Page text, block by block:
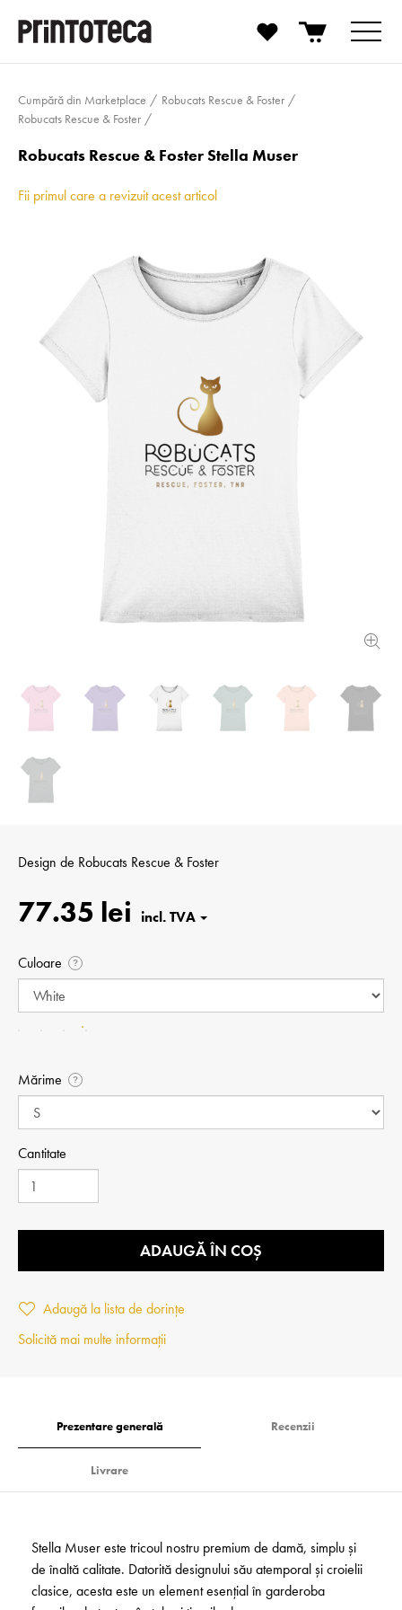
Cumpără din Marketplace
Robucats Rescue & Foster
Robucats Rescue & Foster
Robucats Rescue & Foster Stella Muser
Fii primul care a revizuit acest articol
Design de Robucats Rescue & Foster
77.35 lei
Culoare ?
Mărime ?
Cantitate
ADAUGĂ ÎN COȘ
Adaugă la lista de dorințe
Solicită mai multe informații
Prezentare generală Recenzii
Livrare
Stella Muser este tricoul nostru premium de damă, simplu și
de înaltă calitate. Datorită designului său atemporal și croielii
clasice, acesta este un element esențial în garderoba